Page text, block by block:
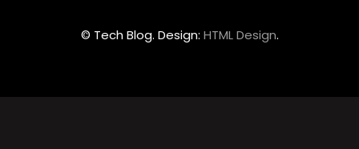
© Tech Blog. Design: HTML Design.